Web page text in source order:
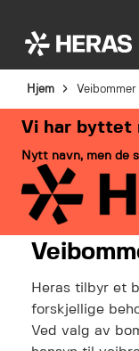
Hjem Veibommer
Vi har byttet
Nytt navn, men de
Heras tilbyr et
forskjellige
Ved valg av